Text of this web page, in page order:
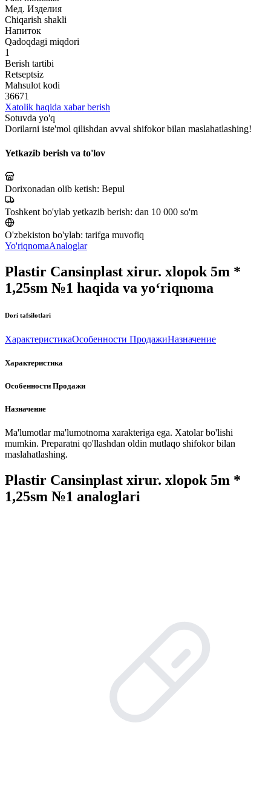
Мед. Изделия
Chiqarish shakli
Напиток
Qadoqdagi miqdori
1
Berish tartibi
Retseptsiz
Mahsulot kodi
36671
Xatolik haqida xabar berish
Sotuvda yo'q
Dorilarni iste'mol qilishdan avval shifokor bilan maslahatlashing!
Yetkazib berish va to'lov
Dorixonadan olib ketish: Bepul
Toshkent bo'ylab yetkazib berish: dan 10 000 so'm
O'zbekiston bo'ylab: tarifga muvofiq
Yo'riqnomaAnaloglar
Plastir Cansinplast xirur. xlopok 5m *
1,25sm №1 haqida va yo‘riqnoma
Dori tafsilotlari
ХарактеристикаОсобенности ПродажиНазначение
Характеристика
Особенности Продажи
Назначение
Ma'lumotlar ma'lumotnoma xarakteriga ega. Xatolar bo'lishi
mumkin. Preparatni qo'llashdan oldin mutlaqo shifokor bilan
maslahatlashing.
Plastir Cansinplast xirur. xlopok 5m *
1,25sm №1 analoglari